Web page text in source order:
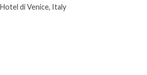
Hotel di Venice, Italy